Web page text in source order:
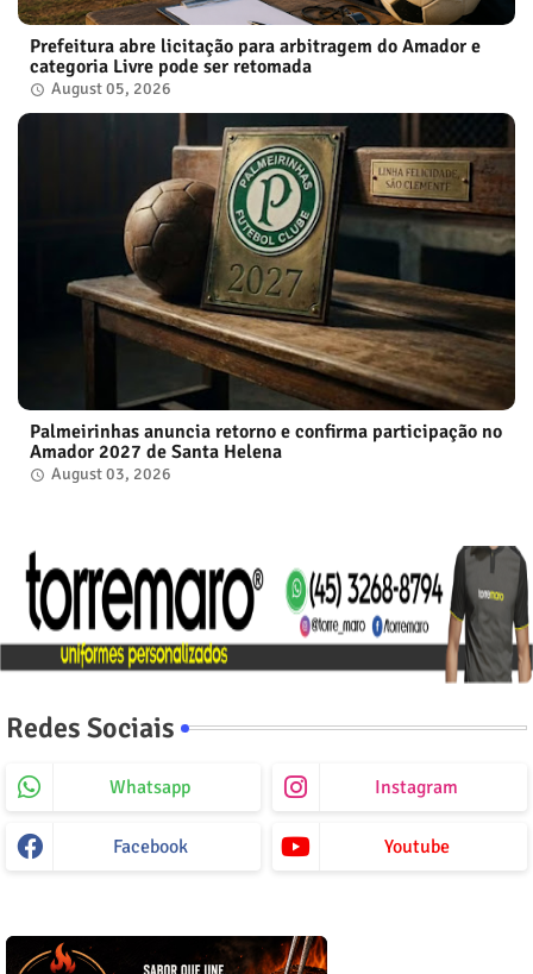
Prefeitura abre licitação para arbitragem do Amador e
categoria Livre pode ser retomada
August 05, 2026
Palmeirinhas anuncia retorno e confirma participação no
Amador 2027 de Santa Helena
August 03, 2026
Redes Sociais
Whatsapp Instagram
Facebook Youtube